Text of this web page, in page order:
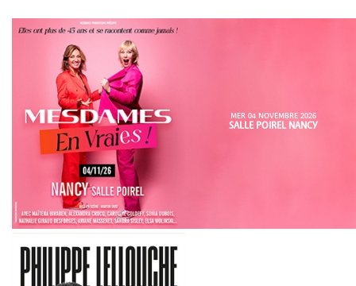
MER 04 NOVEMBRE 2026
SALLE POIREL NANCY